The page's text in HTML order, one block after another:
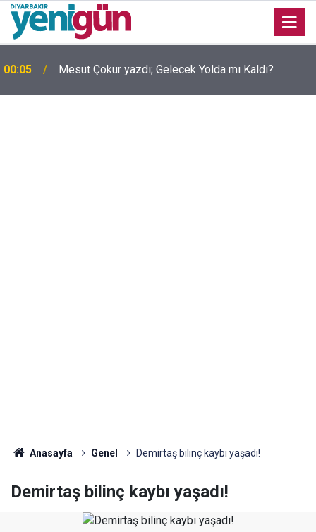
00:05 Mesut Çokur yazdı; Gelecek Yolda mı Kaldı?
Anasayfa Genel Demirtaş bilinç kaybı yaşadı!
Demirtaş bilinç kaybı yaşadı!